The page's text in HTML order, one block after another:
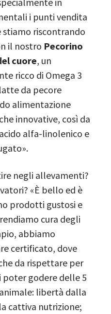
i punti vendita
stiamo riscontrando
il nostro Pecorino
cuore, un
ricco di Omega 3
da pecore
alimentazione
innovative, così da
alfa-linolenico e
negli allevamenti?
«È bello ed è
prodotti gustosi e
cura degli
abbiamo
certificato, dove
da rispettare per
poter godere delle 5
libertà dalla
cattiva nutrizione;